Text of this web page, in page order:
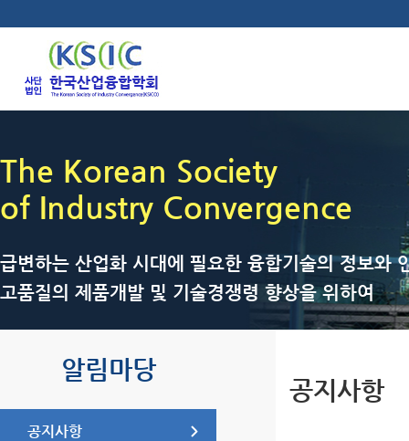
The Korean Society
of Industry Convergence
급변하는 산업화 시대에 필요한 융합기술의 정보와
고품질의 제품개발 및 기술경쟁령 향상을 위하여
알림마당
공지사항
공지사항